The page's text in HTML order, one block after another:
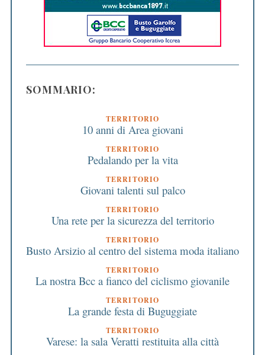
SOMMARIO:
TERRITORIO
10 anni di Area giovani
TERRITORIO
Pedalando per la vita
TERRITORIO
Giovani talenti sul palco
TERRITORIO
Una rete per la sicurezza del territorio
TERRITORIO
Busto Arsizio al centro del sistema moda italiano
TERRITORIO
La nostra Bcc a fianco del ciclismo giovanile
TERRITORIO
La grande festa di Buguggiate
TERRITORIO
Varese: la sala Veratti restituita alla città